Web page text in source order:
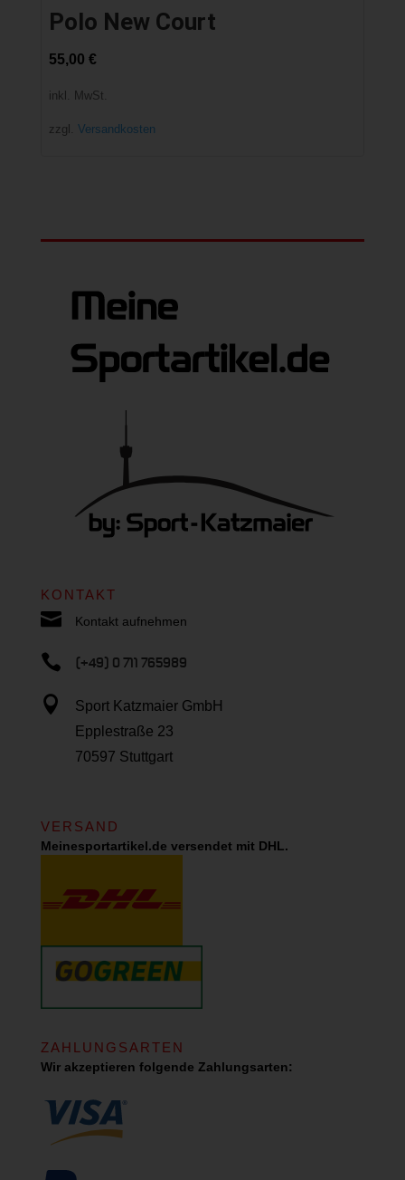
Polo New Court
55,00 €
inkl. MwSt.
zzgl. Versandkosten
KONTAKT
 Kontakt aufnehmen
 (+49) 0 711 765989

Sport Katzmaier GmbH
Epplestraße 23
70597 Stuttgart
VERSAND
Meinesportartikel.de versendet mit DHL.
ZAHLUNGSARTEN
Wir akzeptieren folgende Zahlungsarten: